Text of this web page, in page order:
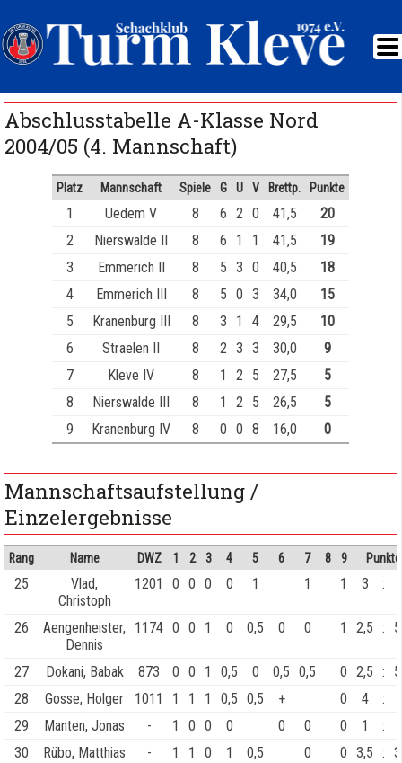
Abschlusstabelle A-Klasse Nord
2004/05 (4. Mannschaft)
Platz Mannschaft Spiele G U V Brettp. Punkte
1 Uedem V 8 6 2 0 41,5
20
2
Nierswalde II 8 6 1 1 41,5
19
3
Emmerich II 8 5 3 0 40,5
18
4
Emmerich III 8 5 0 3 34,0
15
5
Kranenburg III 8 3 1 4 29,5
10
6
Straelen II 8 2 3 3 30,0
9
7
Kleve IV 8 1 2 5 27,5
5
8
Nierswalde III 8 1 2 5 26,5
5
9
Kranenburg IV 8 0 0 8 16,0 0
Mannschaftsaufstellung /
Einzelergebnisse
Rang Name DWZ 1 2 3 4 5 6 7 8 9 Punkte
25
Vlad,
Christoph
1201 0 0 0 0 1 1 1 3 :
26
Aengenheister,
Dennis
1174 0 0 1 0 0,5 0 0 1 2,5 :
27 Dokani, Babak 873 0 0 1 0,5 0 0,5 0,5 0 2,5 :
28
Gosse, Holger 1011 1 1 1 0,5 0,5 + 0 4 :
29
Manten, Jonas - 1 0 0 0 0 0 0 1 :
30
Rübo, Matthias - 1 1 0 1 0,5 0 0 3,5 :